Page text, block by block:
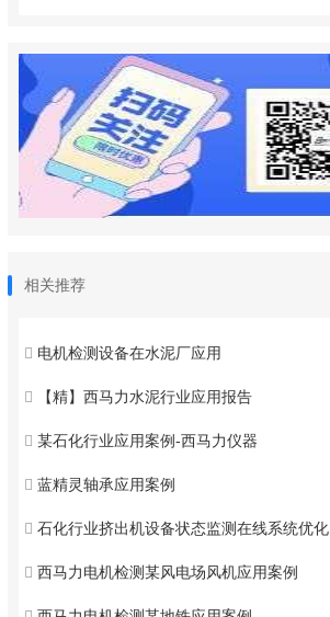
相关推荐
电机检测设备在水泥厂应用
【精】西马力水泥行业应用报告
某石化行业应用案例-西马力仪器
蓝精灵轴承应用案例
石化行业挤出机设备状态监测在线系统优化
西马力电机检测某风电场风机应用案例